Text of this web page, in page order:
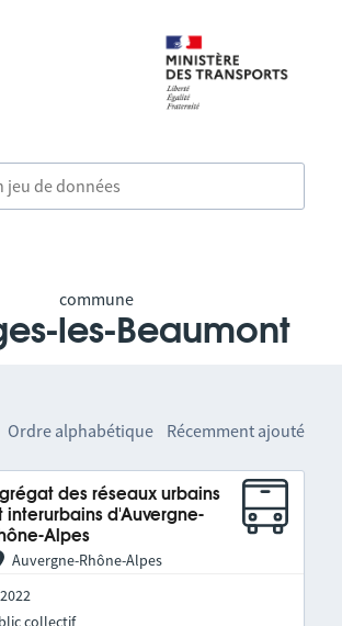
commune
les-Beaumont
Ordre alphabétique Récemment ajouté
des réseaux urbains
interurbains d'Auvergne-
Alpes
Auvergne-Rhône-Alpes
collectif